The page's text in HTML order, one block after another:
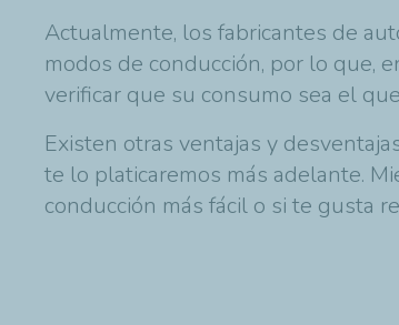
Actualmente, los fabricantes de
modos de conducción, por lo que,
verificar que su consumo sea el
Existen otras ventajas y
te lo platicaremos más adelante.
conducción más fácil o si te gusta